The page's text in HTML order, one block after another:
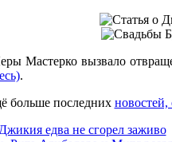
Мастерко вызвало
.
больше последних новостей,
едва не сгорел заживо